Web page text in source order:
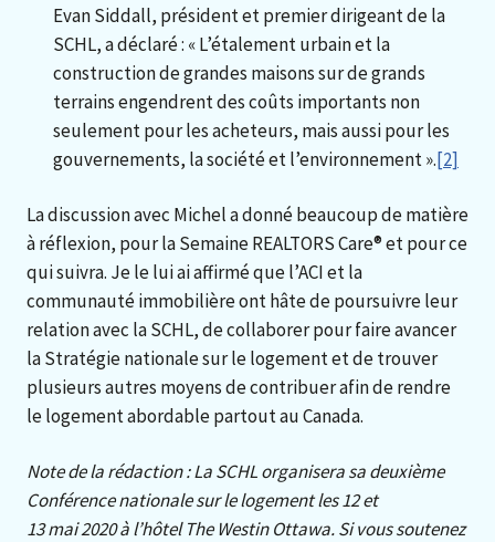
Evan Siddall, président et premier dirigeant de la
SCHL, a déclaré : « L’étalement urbain et la
construction de grandes maisons sur de grands
terrains engendrent des coûts importants non
seulement pour les acheteurs, mais aussi pour les
gouvernements, la société et l’environnement ».[2]
La discussion avec Michel a donné beaucoup de matière
à réflexion, pour la Semaine REALTORS Care® et pour ce
qui suivra. Je le lui ai affirmé que l’ACI et la
communauté immobilière ont hâte de poursuivre leur
relation avec la SCHL, de collaborer pour faire avancer
la Stratégie nationale sur le logement et de trouver
plusieurs autres moyens de contribuer afin de rendre
le logement abordable partout au Canada.
Note de la rédaction : La SCHL organisera sa deuxième
Conférence nationale sur le logement les 12 et
13 mai 2020 à l’hôtel The Westin Ottawa. Si vous soutenez